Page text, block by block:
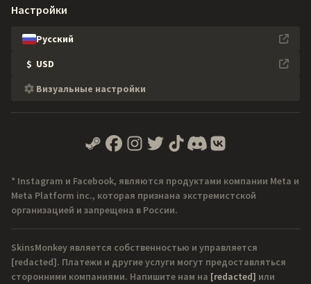
Настройки
Русский
$ USD
Визуальные настройки
* Instagram и Facebook, являются продуктами компании Meta и
Meta Platform inc., которая признана экстремистской
организацией и запрещена в России.
SkinsMonkey является собственностью и управляется
[redacted]. Платежи и другие услуги могут предоставляться
сторонними компаниями. Напишите нам на [redacted] или